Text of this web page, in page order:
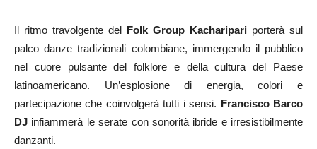
Il ritmo travolgente del Folk Group Kacharipari porterà sul
palco danze tradizionali colombiane, immergendo il pubblico
nel cuore pulsante del folklore e della cultura del Paese
latinoamericano. Un’esplosione di energia, colori e
partecipazione che coinvolgerà tutti i sensi. Francisco Barco
DJ infiammerà le serate con sonorità ibride e irresistibilmente
danzanti.